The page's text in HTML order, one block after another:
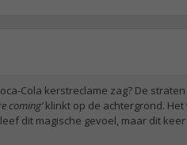
Cola kerstreclame zag? De
coming’klinkt op de achtergrond.
dit magische gevoel, maar dit